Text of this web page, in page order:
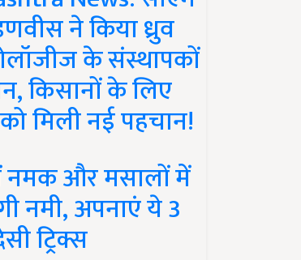
ने किया ध्रुव
के संस्थापकों
किसानों के लिए
मिली नई पहचान!
नमक और मसालों में
नमी, अपनाएं ये 3
ट्रिक्स